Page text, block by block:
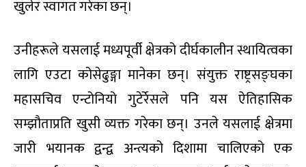
खुलेर स्वागत गरेका छन्।
उनीहरूले यसलाई मध्यपूर्वी क्षेत्रको दीर्घकालीन स्थायित्वका
लागि एउटा कोसेढुङ्गा मानेका छन्। संयुक्त राष्ट्रसङ्घका
महासचिव एन्टोनियो गुटेर्रेसले पनि यस ऐतिहासिक
सम्झौताप्रति खुसी व्यक्त गरेका छन्। उनले यसलाई क्षेत्रमा
जारी भयानक द्वन्द्व अन्त्यको दिशामा चालिएको एक